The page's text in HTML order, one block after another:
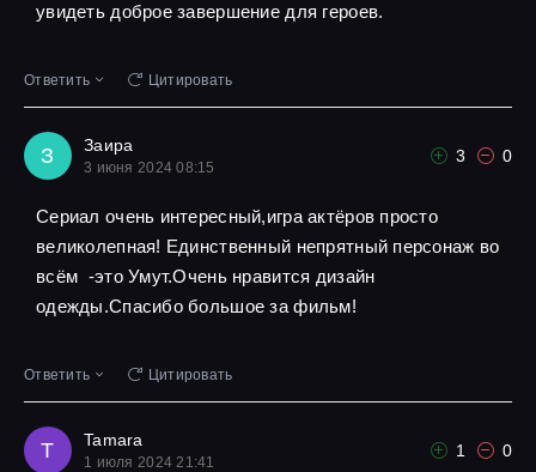
увидеть доброе завершение для героев.
Ответить Цитировать
З Заира
3 июня 2024 08:15
3 0
Сериал очень интересный,игра актёров просто
великолепная! Единственный непрятный персонаж во
всём -это Умут.Очень нравится дизайн
одежды.Спасибо большое за фильм!
Ответить Цитировать
T Tamara
1 июля 2024 21:41
1 0